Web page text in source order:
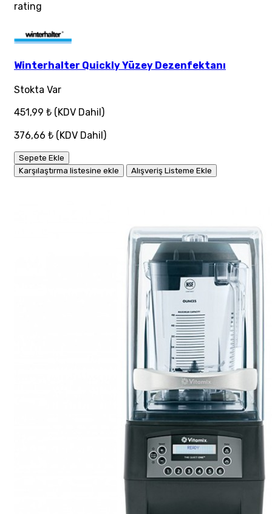
rating
Winterhalter Quickly Yüzey Dezenfektanı
Stokta Var
451,99 ₺ (KDV Dahil)
376,66 ₺ (KDV Dahil)
Sepete Ekle
Karşılaştırma listesine ekle
Alışveriş Listeme Ekle